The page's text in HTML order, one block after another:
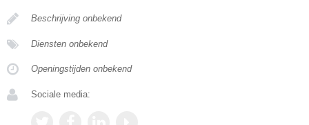
Beschrijving onbekend
Diensten onbekend
Openingstijden onbekend
Sociale media: